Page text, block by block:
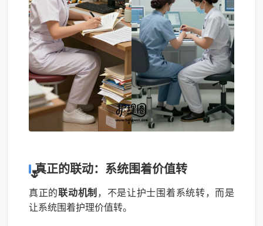
真正的联动：系统围着价值转
真正的联动机制 ，不是让护士围着系统转，而是
让系统围着护理价值转。